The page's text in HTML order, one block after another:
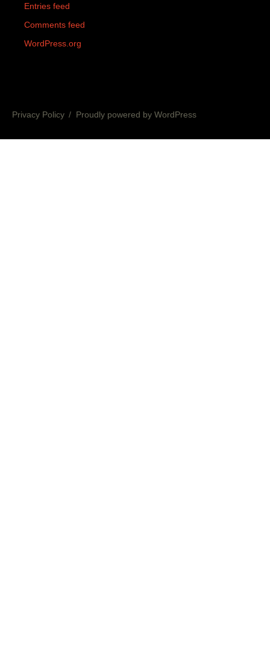
Entries feed
Comments feed
WordPress.org
Privacy Policy Proudly powered by WordPress